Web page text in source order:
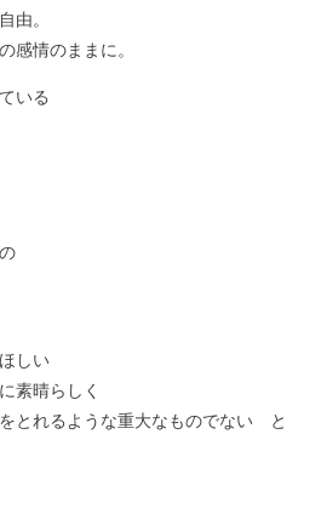
由。
感情のままに。
いる
しい
素晴らしく
とれるような重大なものでない と